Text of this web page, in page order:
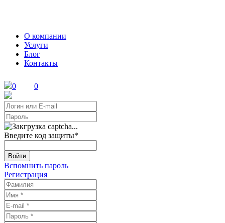
О компании
Услуги
Блог
Контакты
0 0
Введите код защиты*
Войти
Вспомнить пароль
Регистрация